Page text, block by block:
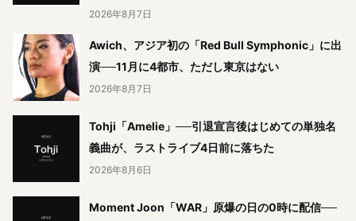
2026年8月7日
Awich、アジア初の「Red Bull Symphonic」に出
演──11月に4都市、ただし東京はない
2026年8月7日
Tohji「Amelie」──引退宣言後はじめての単独名
義曲が、ラストライブ4日前に落ちた
2026年8月6日
Moment Joon「WAR」原爆の日の0時に配信──